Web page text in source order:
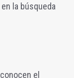
la búsqueda
el